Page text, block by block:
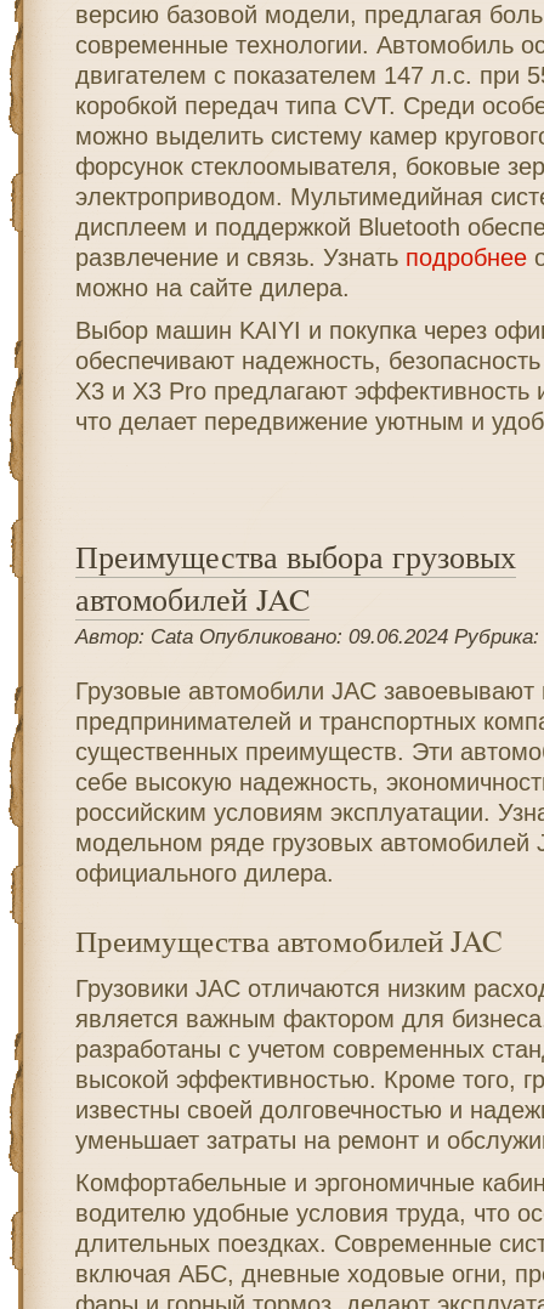
версию базовой модели, предлагая
современные технологии. Автомобиль
двигателем с показателем 147 л.с. при
коробкой передач типа CVT. Среди
можно выделить систему камер
форсунок стеклоомывателя, боковые
электроприводом. Мультимедийная
дисплеем и поддержкой Bluetooth
развлечение и связь. Узнать подробнее
можно на сайте дилера.
Выбор машин KAIYI и покупка через
обеспечивают надежность,
X3 и X3 Pro предлагают эффективность
что делает передвижение уютным и
Преимущества выбора грузовых
автомобилей JAC
Автор: Cata Опубликовано: 09.06.2024 Рубрика:
Грузовые автомобили JAC завоевывают
предпринимателей и транспортных
существенных преимуществ. Эти
себе высокую надежность,
российским условиям эксплуатации.
модельном ряде грузовых автомобилей
официального дилера.
Преимущества автомобилей JAC
Грузовики JAC отличаются низким
является важным фактором для
разработаны с учетом современных
высокой эффективностью. Кроме того,
известны своей долговечностью и
уменьшает затраты на ремонт и
Комфортабельные и эргономичные
водителю удобные условия труда, что
длительных поездках. Современные
включая АБС, дневные ходовые огни,